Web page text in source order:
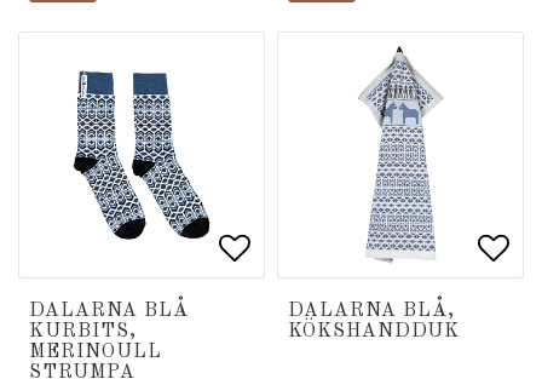
Lägg till i
Lägg till i
DALARNA BLÅ
KURBITS,
MERINOULL
STRUMPA
DALARNA BLÅ,
KÖKSHANDDUK